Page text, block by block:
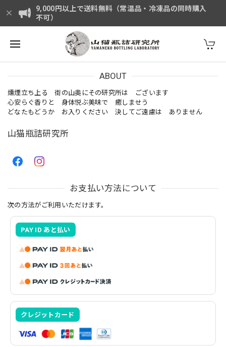
9,000円以上で送料無料（常温品・冷凍品の同時購入
不可）
ABOUT
燻煙立ち上る 街の山奥にその研究所は ございます
心安らぐ香りと 身体悦ぶ美味で 癒しませう
どなたもどうか お入りください 決してご遠慮は ありません
山猫瓶詰研究所
お支払い方法について
次の方法がご利用いただけます。
PAY ID あと払い
クレジットカード